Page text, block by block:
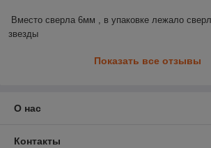
Вместо сверла 6мм , в упаковке лежало
звезды
Показать все отзывы
О нас
Контакты